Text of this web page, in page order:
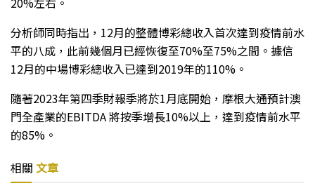
分析師同時指出，12月的整體博彩總收入首次達到疫情前水
平的八成，此前幾個月已經恢復至70%至75%之間。據信
12月的中場博彩總收入已達到2019年的110%。
隨著2023年第四季財報季將於1月底開始，摩根大通預計澳
門全產業的EBITDA 將按季增長10%以上，達到疫情前水平
的85%。
相關 文章